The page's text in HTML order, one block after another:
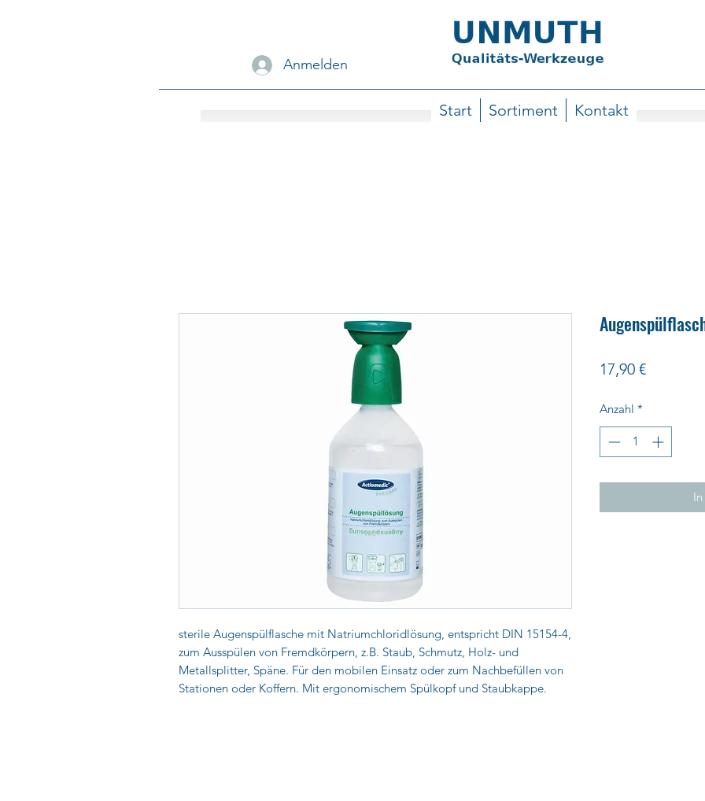
Anmelden
Start Sortiment Kontakt
sterile Augenspülflasche mit Natriumchloridlösung, entspricht DIN 15154-4,
zum Ausspülen von Fremdkörpern, z.B. Staub, Schmutz, Holz- und
Metallsplitter, Späne. Für den mobilen Einsatz oder zum Nachbefüllen von
Stationen oder Koffern. Mit ergonomischem Spülkopf und Staubkappe.
17,90 €Preis
Anzahl *